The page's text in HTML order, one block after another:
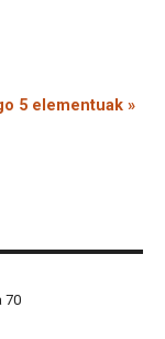
5 elementuak »
70